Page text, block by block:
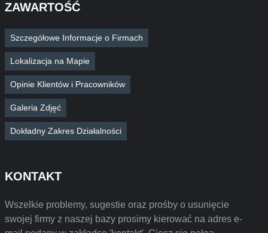
ZAWARTOŚĆ
Szczegółowe Informacje o Firmach
Lokalizacja na Mapie
Opinie Klientów i Pracowników
Galeria Zdjęć
Dokładny Zakres Działalności
KONTAKT
Wszelkie problemy, sugestie oraz prośby o usunięcie
swojej firmy z naszej bazy prosimy kierować na adres e-